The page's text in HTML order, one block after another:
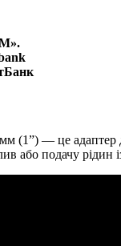
(1”) — це адаптер
або подачу рідин